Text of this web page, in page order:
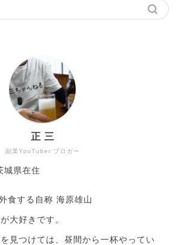
副業YouTuber ブロガー
正 三
城県在住
食する自称 海原雄山
大好きです。
見つけては、昼間から一杯やってい